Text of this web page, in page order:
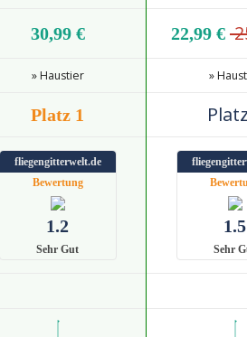
30,99 € 22,99 €
» Haustier »
Platz 1
fliegengitterwelt.de
Bewertung
1.2
Sehr Gut
1.5
Sehr